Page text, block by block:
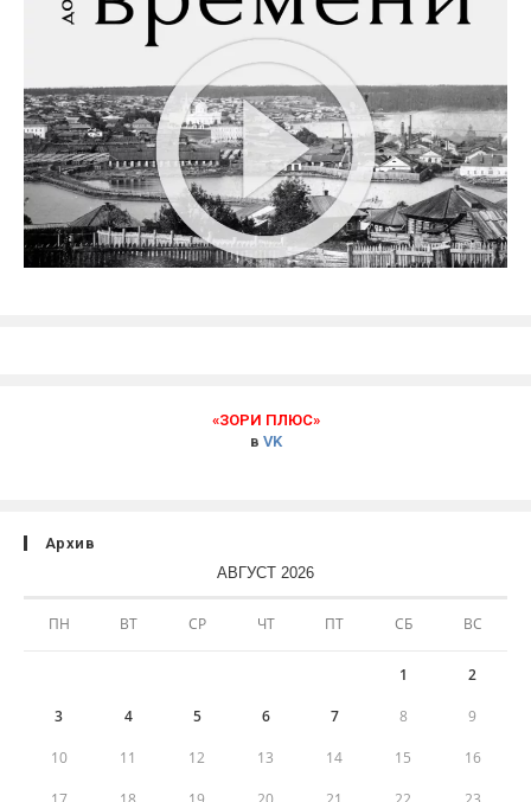
«ЗОРИ ПЛЮС»
в VK
Архив
АВГУСТ 2026
ПН ВТ СР ЧТ ПТ СБ ВС
1 2
3 4 5 6 7 8 9
10 11 12 13 14 15 16